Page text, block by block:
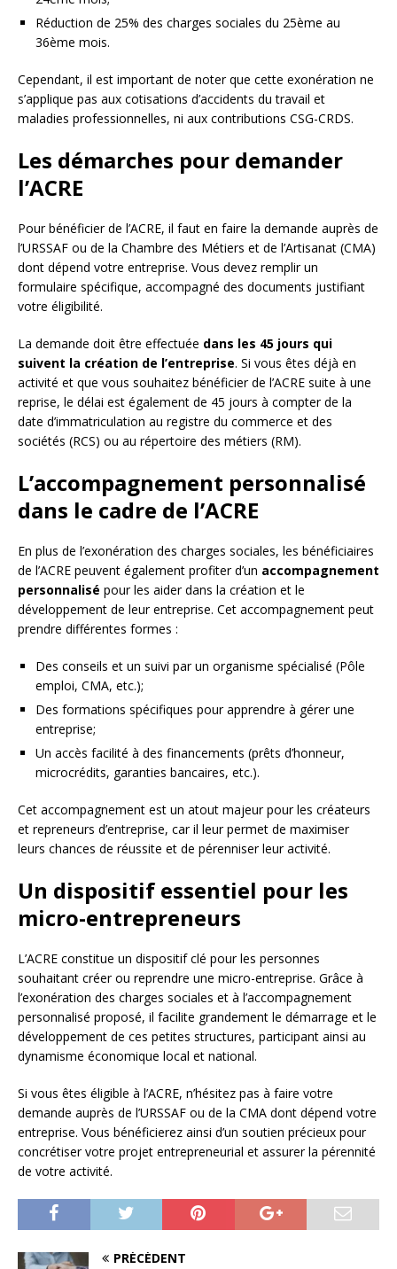
Réduction de 25% des charges sociales du 25ème au
36ème mois.
Cependant, il est important de noter que cette exonération ne
s’applique pas aux cotisations d’accidents du travail et
maladies professionnelles, ni aux contributions CSG-CRDS.
Les démarches pour demander
l’ACRE
Pour bénéficier de l’ACRE, il faut en faire la demande auprès de
l’URSSAF ou de la Chambre des Métiers et de l’Artisanat (CMA)
dont dépend votre entreprise. Vous devez remplir un
formulaire spécifique, accompagné des documents justifiant
votre éligibilité.
La demande doit être effectuée dans les 45 jours qui
suivent la création de l’entreprise. Si vous êtes déjà en
activité et que vous souhaitez bénéficier de l’ACRE suite à une
reprise, le délai est également de 45 jours à compter de la
date d’immatriculation au registre du commerce et des
sociétés (RCS) ou au répertoire des métiers (RM).
L’accompagnement personnalisé
dans le cadre de l’ACRE
En plus de l’exonération des charges sociales, les bénéficiaires
de l’ACRE peuvent également profiter d’un accompagnement
personnalisé pour les aider dans la création et le
développement de leur entreprise. Cet accompagnement peut
prendre différentes formes :
Des conseils et un suivi par un organisme spécialisé (Pôle
emploi, CMA, etc.);
Des formations spécifiques pour apprendre à gérer une
entreprise;
Un accès facilité à des financements (prêts d’honneur,
microcrédits, garanties bancaires, etc.).
Cet accompagnement est un atout majeur pour les créateurs
et repreneurs d’entreprise, car il leur permet de maximiser
leurs chances de réussite et de pérenniser leur activité.
Un dispositif essentiel pour les
micro-entrepreneurs
L’ACRE constitue un dispositif clé pour les personnes
souhaitant créer ou reprendre une micro-entreprise. Grâce à
l’exonération des charges sociales et à l’accompagnement
personnalisé proposé, il facilite grandement le démarrage et le
développement de ces petites structures, participant ainsi au
dynamisme économique local et national.
Si vous êtes éligible à l’ACRE, n’hésitez pas à faire votre
demande auprès de l’URSSAF ou de la CMA dont dépend votre
entreprise. Vous bénéficierez ainsi d’un soutien précieux pour
concrétiser votre projet entrepreneurial et assurer la pérennité
de votre activité.
PRÉCÉDENT